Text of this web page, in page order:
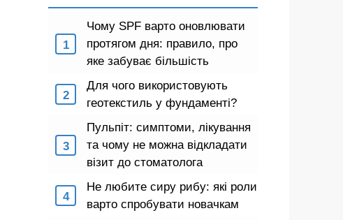
Чому SPF варто оновлювати
протягом дня: правило, про
яке забуває більшість
Для чого використовують
геотекстиль у фундаменті?
Пульпіт: симптоми, лікування
та чому не можна відкладати
візит до стоматолога
Не любите сиру рибу: які роли
варто спробувати новачкам